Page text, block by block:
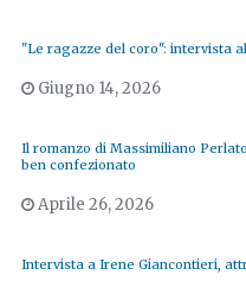
"Le ragazze del coro": intervista
Giugno 14, 2026
Il romanzo di Massimiliano
ben confezionato
Aprile 26, 2026
Intervista a Irene Giancontieri,